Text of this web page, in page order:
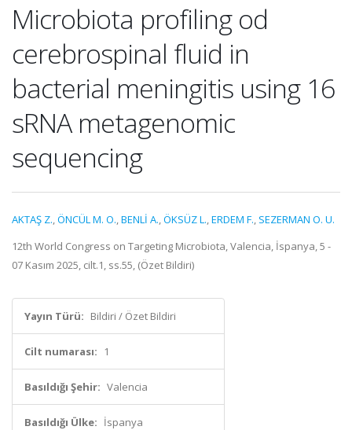
Microbiota profiling od
cerebrospinal fluid in
bacterial meningitis using 16
sRNA metagenomic
sequencing
AKTAŞ Z.,ÖNCÜL M. O.,BENLİ A.,ÖKSÜZ L.,ERDEM F., SEZERMAN O. U.
12th World Congress on Targeting Microbiota, Valencia, İspanya, 5 -
07 Kasım 2025, cilt.1, ss.55, (Özet Bildiri)
Yayın Türü: Bildiri / Özet Bildiri
Cilt numarası: 1
Basıldığı Şehir: Valencia
Basıldığı Ülke: İspanya